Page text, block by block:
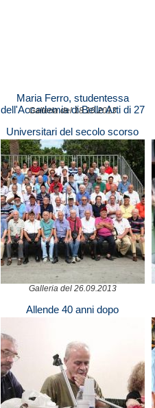
Maria Ferro, studentessa
dell'Accademia di Belle Arti di 27
Comune di Gangi, per essere
custodita ed esposta in una teca,
un prototipo in scala della guglia
della chiesa del Santissimo
Salvatore.
Galleria del 18.10.2013
Universitari del secolo scorso
Galleria del 26.09.2013
Allende 40 anni dopo